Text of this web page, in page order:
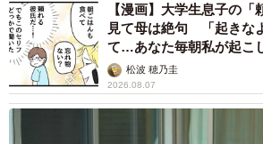
【漫画】大学生息子の
見て母は絶句 「起きな
て…あなた毎朝私が起こ
松波 穂乃圭
2026.08.07